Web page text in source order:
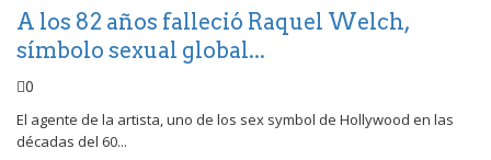
A los 82 años falleció Raquel Welch,
símbolo sexual global...
0
El agente de la artista, uno de los sex symbol de Hollywood en las
décadas del 60...